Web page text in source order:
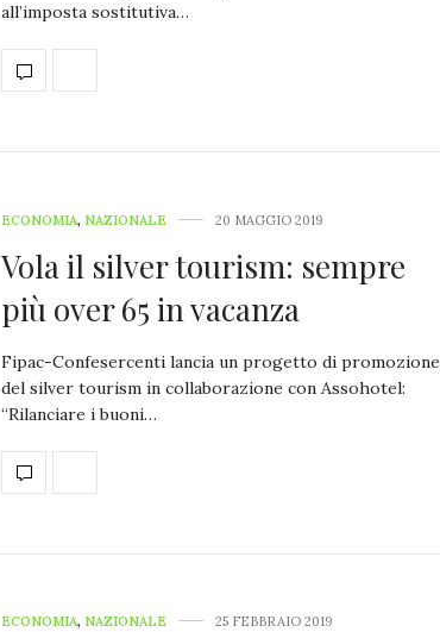
all’imposta sostitutiva…
ECONOMIA, NAZIONALE 20 MAGGIO 2019
Vola il silver tourism: sempre
più over 65 in vacanza
Fipac-Confesercenti lancia un progetto di promozione
del silver tourism in collaborazione con Assohotel:
“Rilanciare i buoni…
ECONOMIA, NAZIONALE 25 FEBBRAIO 2019